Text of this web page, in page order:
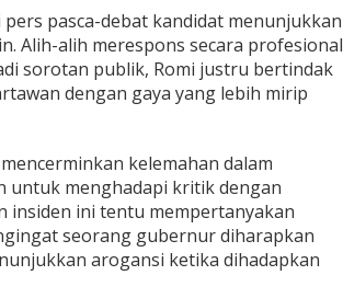
pasca-debat kandidat menunjukkan
Alih-alih merespons secara profesional
sorotan publik, Romi justru bertindak
dengan gaya yang lebih mirip
kelemahan dalam
untuk menghadapi kritik dengan
insiden ini tentu mempertanyakan
seorang gubernur diharapkan
arogansi ketika dihadapkan